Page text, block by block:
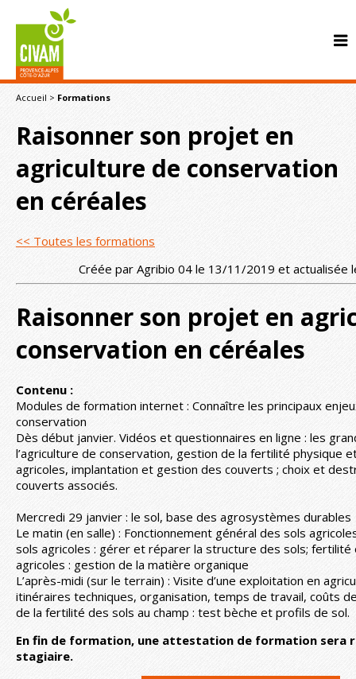
Accueil > Formations
Raisonner son projet en
agriculture de conservation
en céréales
<< Toutes les formations
Créée par Agribio 04 le 13/11/2019 et actualisée
Raisonner son projet en
conservation en céréales
Contenu :
Modules de formation internet : Connaître les principaux
conservation
Dès début janvier. Vidéos et questionnaires en ligne : les
l’agriculture de conservation, gestion de la fertilité physique
agricoles, implantation et gestion des couverts ; choix et
couverts associés.
Mercredi 29 janvier : le sol, base des agrosystèmes durables
Le matin (en salle) : Fonctionnement général des sols
sols agricoles : gérer et réparer la structure des sols; fertilité
agricoles : gestion de la matière organique
L’après-midi (sur le terrain) : Visite d’une exploitation en
itinéraires techniques, organisation, temps de travail, coûts
de la fertilité des sols au champ : test bèche et profils de sol.
En fin de formation, une attestation de formation sera
stagiaire.